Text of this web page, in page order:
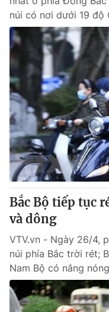
núi có nơi dưới 19 độ
Bắc Bộ tiếp tục
và dông
VTV.vn - Ngày 26/4,
núi phía Bắc trời rét;
Nam Bộ có nắng